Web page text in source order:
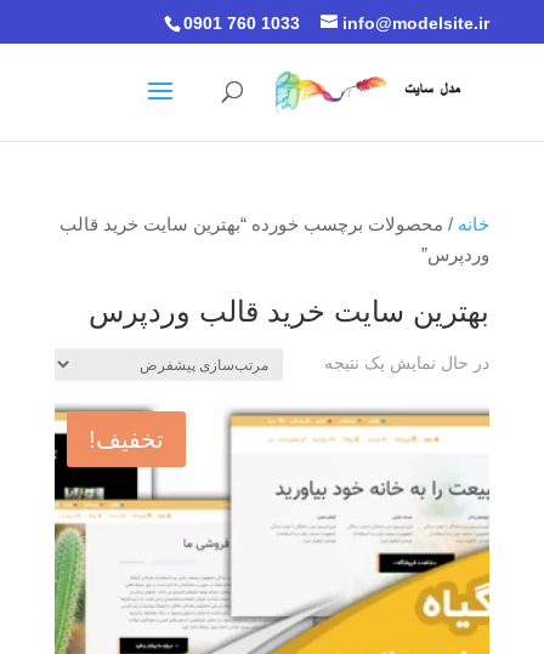
0901 760 1033 info@modelsite.ir
خانه / محصولات برچسب خورده “بهترین سایت خرید قالب
وردپرس”
بهترین سایت خرید قالب وردپرس
در حال نمایش یک نتیجه
تخفیف!